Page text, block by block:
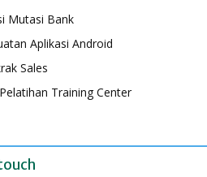
Mutasi Bank
Aplikasi Android
Sales
Training Center